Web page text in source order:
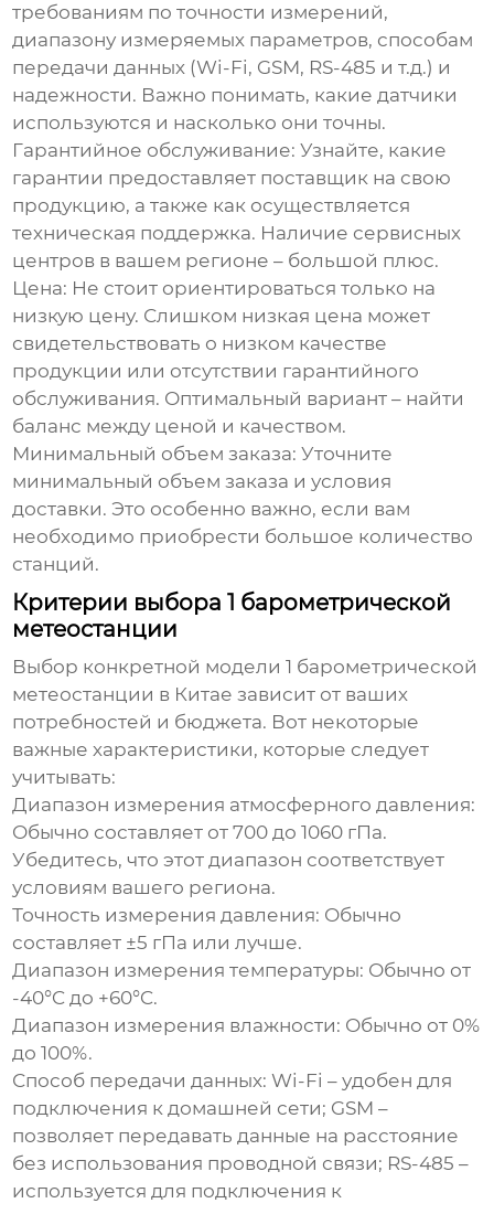
требованиям по точности измерений,
диапазону измеряемых параметров, способам
передачи данных (Wi-Fi, GSM, RS-485 и т.д.) и
надежности. Важно понимать, какие датчики
используются и насколько они точны.
Гарантийное обслуживание: Узнайте, какие
гарантии предоставляет поставщик на свою
продукцию, а также как осуществляется
техническая поддержка. Наличие сервисных
центров в вашем регионе – большой плюс.
Цена: Не стоит ориентироваться только на
низкую цену. Слишком низкая цена может
свидетельствовать о низком качестве
продукции или отсутствии гарантийного
обслуживания. Оптимальный вариант – найти
баланс между ценой и качеством.
Минимальный объем заказа: Уточните
минимальный объем заказа и условия
доставки. Это особенно важно, если вам
необходимо приобрести большое количество
станций.
Критерии выбора 1 барометрической
метеостанции
Выбор конкретной модели1 барометрической
метеостанции в Китае зависит от ваших
потребностей и бюджета. Вот некоторые
важные характеристики, которые следует
учитывать:
Диапазон измерения атмосферного давления:
Обычно составляет от 700 до 1060 гПа.
Убедитесь, что этот диапазон соответствует
условиям вашего региона.
Точность измерения давления: Обычно
составляет ±5 гПа или лучше.
Диапазон измерения температуры: Обычно от
-40°C до +60°C.
Диапазон измерения влажности: Обычно от 0%
до 100%.
Способ передачи данных: Wi-Fi – удобен для
подключения к домашней сети; GSM –
позволяет передавать данные на расстояние
без использования проводной связи; RS-485 –
используется для подключения к